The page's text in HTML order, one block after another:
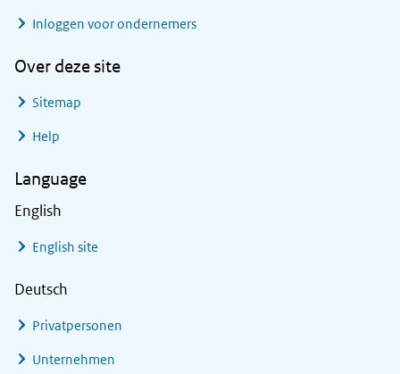
Inloggen voor ondernemers
Over deze site
Sitemap
Help
Language
English
English site
Deutsch
Privatpersonen
Unternehmen